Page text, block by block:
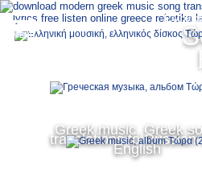
Greek music, Greek
translations to Russian
English
Русский
English
MENU